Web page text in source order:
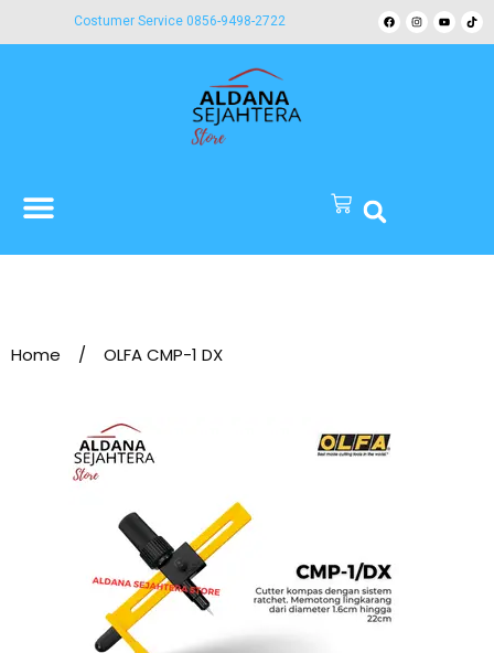
Costumer Service 0856-9498-2722
Home / OLFA CMP-1 DX